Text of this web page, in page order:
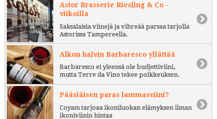
Astor Brasserie Riesling & Co -
viikoilla
Saksalaisia viinejä ja vihreää parsaa tarjolla
Astorissa Tampereella.
Alkon halvin Barbaresco yllättää
Barbaresco ei yleensä ole budjettiviini,
mutta Terre da Vino tekee poikkeuksen.
Pääsiäisen paras lammasviini?
Coyam tarjoaa ikoniluokan elämyksen ilman
ikoniviinin hintaa